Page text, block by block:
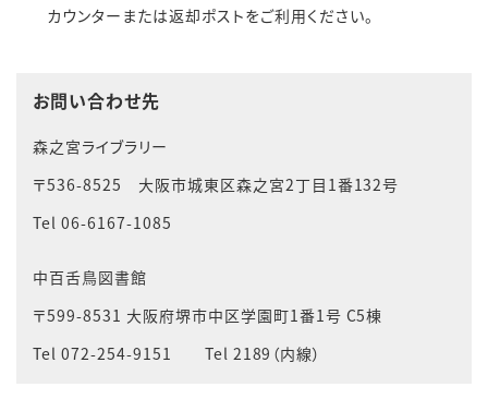
カウンターまたは返却ポストをご利用ください。
お問い合わせ先
森之宮ライブラリー
〒536-8525 大阪市城東区森之宮2丁目1番132号
Tel 06-6167-1085
中百舌鳥図書館
〒599-8531 大阪府堺市中区学園町1番1号 C5棟
Tel 072-254-9151 Tel 2189（内線）